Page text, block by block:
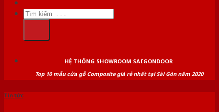
Tìm
kiếm:
HỆ THỐNG SHOWROOM SAIGONDOOR
Top 10 mẫu cửa gỗ Composite giá rẻ nhất tại Sài Gòn năm 2020
Tin tức